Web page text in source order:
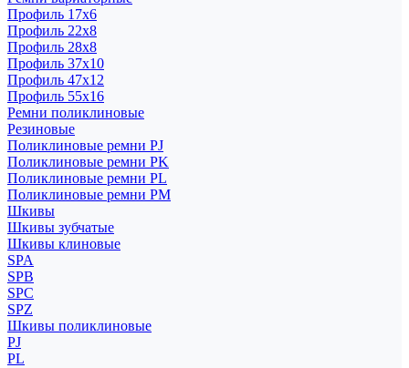
Профиль 17x6
Профиль 22x8
Профиль 28x8
Профиль 37x10
Профиль 47x12
Профиль 55x16
Ремни поликлиновые
Резиновые
Поликлиновые ремни PJ
Поликлиновые ремни PK
Поликлиновые ремни PL
Поликлиновые ремни PM
Шкивы
Шкивы зубчатые
Шкивы клиновые
SPA
SPB
SPC
SPZ
Шкивы поликлиновые
PJ
PL